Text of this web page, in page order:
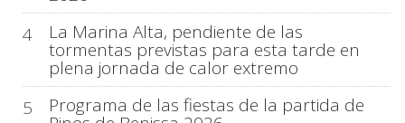
4
La Marina Alta, pendiente de las
tormentas previstas para esta tarde en
plena jornada de calor extremo
5
Programa de las fiestas de la partida de